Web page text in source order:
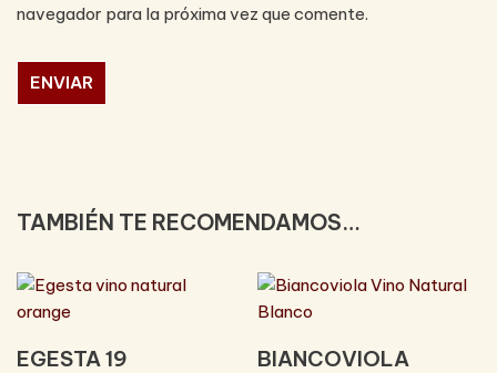
navegador para la próxima vez que comente.
TAMBIÉN TE RECOMENDAMOS…
EGESTA 19 BIANCOVIOLA